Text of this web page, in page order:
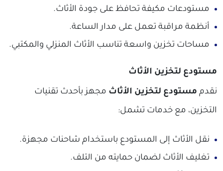
مستودعات مكيفة تحافظ على جودة الأثاث.
أنظمة مراقبة تعمل على مدار الساعة.
مساحات تخزين واسعة تناسب الأثاث المنزلي والمكتبي.
مستودع لتخزين الأثاث
نقدم مستودع لتخزين الأثاث مجهز بأحدث تقنيات
التخزين، مع خدمات تشمل:
نقل الأثاث إلى المستودع باستخدام شاحنات مجهزة.
تغليف الأثاث لضمان حمايته من التلف.